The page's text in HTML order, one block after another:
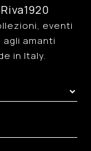
eventi
amanti
in Italy.